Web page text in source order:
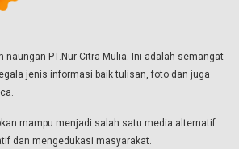
naungan PT.Nur Citra Mulia. Ini adalah semangat
jenis informasi baik tulisan, foto dan juga
mampu menjadi salah satu media alternatif
dan mengedukasi masyarakat.